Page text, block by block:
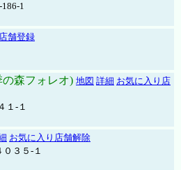
1
舗登録
森フォレオ) 地図 詳細 お気に入り店
１-１
お気に入り店舗解除
３５-１